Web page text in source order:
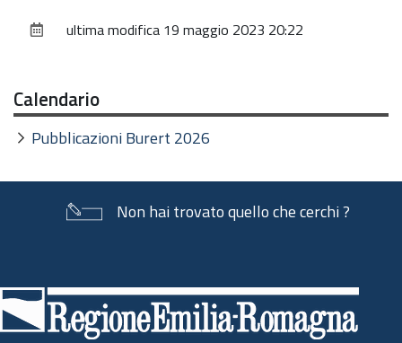
documentoultima modifica 19 maggio 2023 20:22
Calendario
Pubblicazioni Burert 2026
Non hai trovato quello che cerchi ?
di
pagina